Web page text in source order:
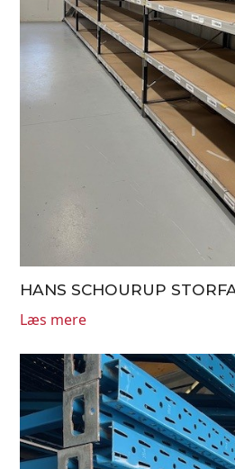
HANS SCHOURUP
Læs mere